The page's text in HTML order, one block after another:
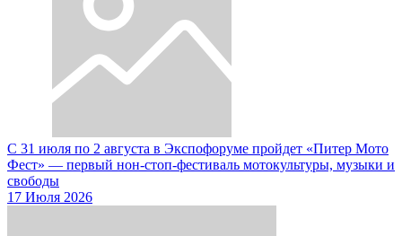
С 31 июля по 2 августа в Экспофоруме пройдет «Питер Мото
Фест» — первый нон-стоп-фестиваль мотокультуры, музыки и
свободы
17 Июля 2026